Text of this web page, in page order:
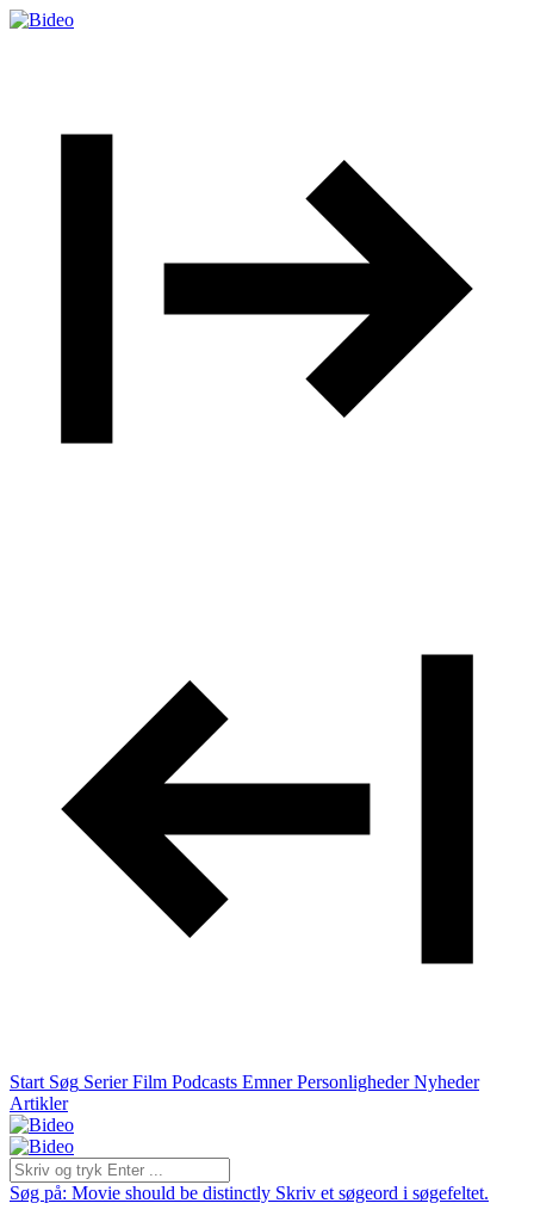
Start Søg Serier Film Podcasts Emner Personligheder Nyheder
Artikler
Søg på: Movie should be distinctly Skriv et søgeord i søgefeltet.